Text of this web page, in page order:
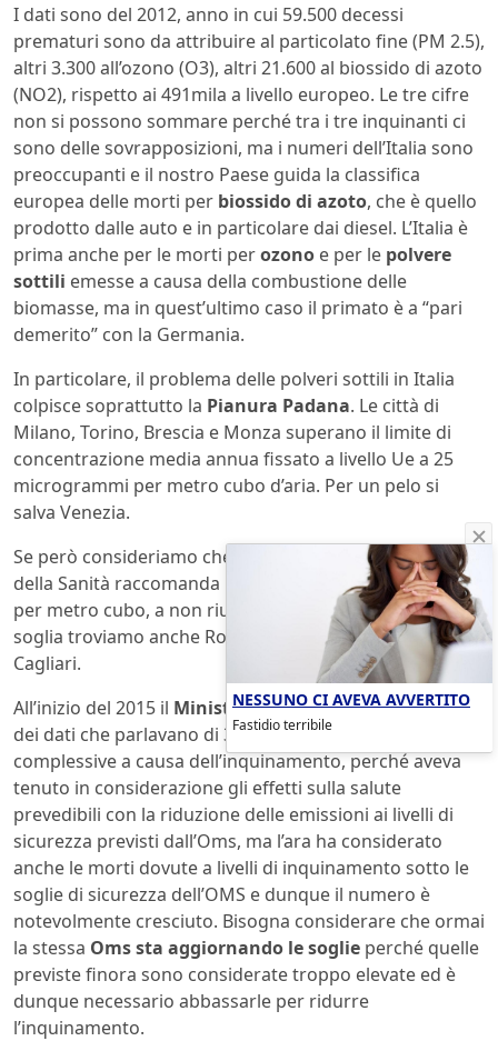
I dati sono del 2012, anno in cui 59.500 decessi
prematuri sono da attribuire al particolato fine (PM 2.5),
altri 3.300 all’ozono (O3), altri 21.600 al biossido di azoto
(NO2), rispetto ai 491mila a livello europeo. Le tre cifre
non si possono sommare perché tra i tre inquinanti ci
sono delle sovrapposizioni, ma i numeri dell’Italia sono
preoccupanti e il nostro Paese guida la classifica
europea delle morti per biossido di azoto, che è quello
prodotto dalle auto e in particolare dai diesel. L’Italia è
prima anche per le morti perozono e per le polvere
sottili emesse a causa della combustione delle
biomasse, ma in quest’ultimo caso il primato è a “pari
demerito” con la Germania.
In particolare, il problema delle polveri sottili in Italia
colpisce soprattutto la Pianura Padana. Le città di
Milano, Torino, Brescia e Monza superano il limite di
concentrazione media annua fissato a livello Ue a 25
microgrammi per metro cubo d’aria. Per un pelo si
salva Venezia.
Se però consideriamo che l’Organizzazione Mondiale
della Sanità raccomanda un limite di 10 microgrammi
per metro cubo, a non riuscire a stare sotto questa
soglia troviamo anche Roma, Napoli, Firenze, Bologna e
Cagliari.
All’inizio del 2015 il Ministero della Saluteaveva diffuso
dei dati che parlavano di 30mila morti premature
complessive a causa dell’inquinamento, perché aveva
tenuto in considerazione gli effetti sulla salute
prevedibili con la riduzione delle emissioni ai livelli di
sicurezza previsti dall’Oms, ma l’ara ha considerato
anche le morti dovute a livelli di inquinamento sotto le
soglie di sicurezza dell’OMS e dunque il numero è
notevolmente cresciuto. Bisogna considerare che ormai
la stessa Oms sta aggiornando le soglie perché quelle
previste finora sono considerate troppo elevate ed è
dunque necessario abbassarle per ridurre
l’inquinamento.
NESSUNO CI AVEVA AVVERTITO
Fastidio terribile